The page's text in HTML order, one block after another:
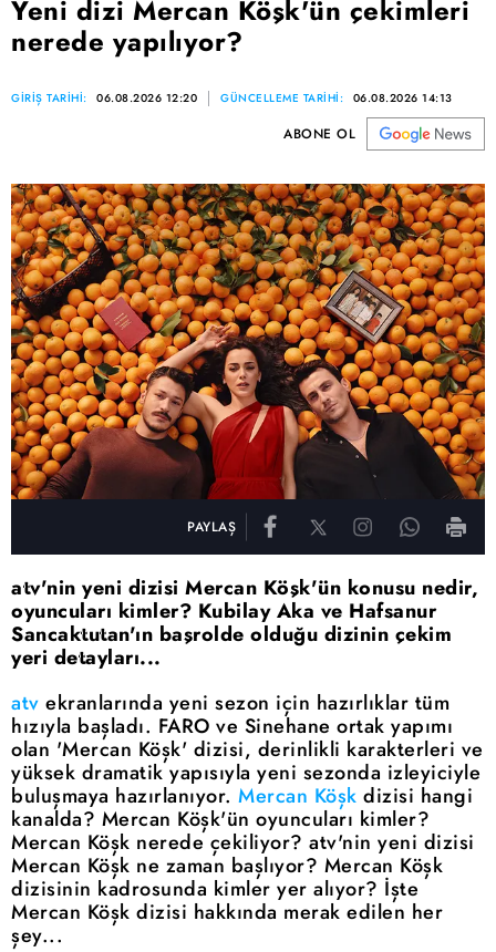
Yeni dizi Mercan Köşk'ün çekimleri
nerede yapılıyor?
GİRİŞ TARİHİ: 06.08.2026 12:20 GÜNCELLEME TARİHİ: 06.08.2026 14:13
ABONE OL
PAYLAŞ
atv'nin yeni dizisi Mercan Köşk'ün konusu nedir,
oyuncuları kimler? Kubilay Aka ve Hafsanur
Sancaktutan'ın başrolde olduğu dizinin çekim
yeri detayları...
atv ekranlarında yeni sezon için hazırlıklar tüm
hızıyla başladı. FARO ve Sinehane ortak yapımı
olan 'Mercan Köşk' dizisi, derinlikli karakterleri ve
yüksek dramatik yapısıyla yeni sezonda izleyiciyle
buluşmaya hazırlanıyor. Mercan Köşk dizisi hangi
kanalda? Mercan Köşk'ün oyuncuları kimler?
Mercan Köşk nerede çekiliyor? atv'nin yeni dizisi
Mercan Köşk ne zaman başlıyor? Mercan Köşk
dizisinin kadrosunda kimler yer alıyor? İşte
Mercan Köşk dizisi hakkında merak edilen her
şey...